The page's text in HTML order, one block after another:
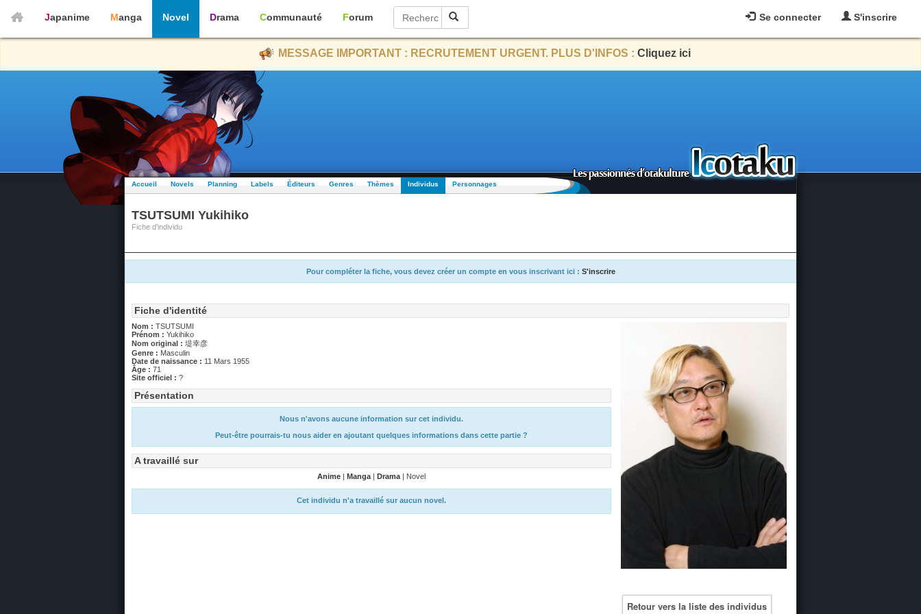
Se connecter S'inscrire
Japanime Manga Novel Drama Communauté Forum
MESSAGE IMPORTANT : RECRUTEMENT URGENT. PLUS D'INFOS : Cliquez ici
Accueil Novels Planning Labels Éditeurs Genres Thèmes Individus Personnages
TSUTSUMI Yukihiko
Fiche d'individu
Pour compléter la fiche, vous devez créer un compte en vous inscrivant ici : S'inscrire
Fiche d'identité
Nom : TSUTSUMI
Prénom : Yukihiko
Nom original : 堤幸彦
Genre : Masculin
Date de naissance : 11 Mars 1955
Âge : 71
Site officiel : ?
Présentation
Nous n'avons aucune information sur cet individu.
Peut-être pourrais-tu nous aider en ajoutant quelques informations dans cette partie ?
A travaillé sur
Anime | Manga | Drama | Novel
Cet individu n'a travaillé sur aucun novel.
Retour vers la liste des individus